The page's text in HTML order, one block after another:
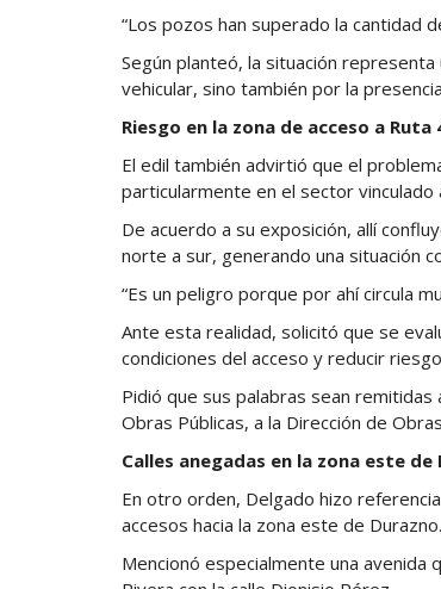
“Los pozos han superado la cantidad
Según planteó, la situación
vehicular, sino también por la
Riesgo en la zona de acceso a Ruta
El edil también advirtió que el
particularmente en el sector vinculado
De acuerdo a su exposición, allí
norte a sur, generando una situación
“Es un peligro porque por ahí circula
Ante esta realidad, solicitó que se
condiciones del acceso y reducir
Pidió que sus palabras sean
Obras Públicas, a la Dirección de
Calles anegadas en la zona este de
En otro orden, Delgado hizo
accesos hacia la zona este de Durazno.
Mencionó especialmente una avenida